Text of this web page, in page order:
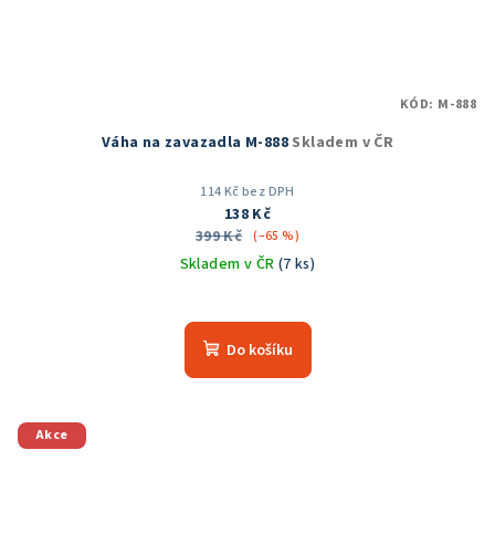
Váha na zavazadla M-888 Skladem v ČR
114 Kč bez DPH
138 Kč
399 Kč (–65 %)
Skladem v ČR (7 ks)
hodnocení
produktu
Do košíku
KÓD: M-888
Akce